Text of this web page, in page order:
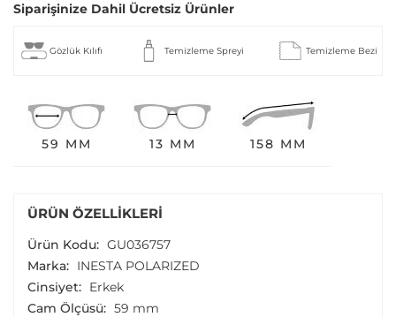
Siparişinize Dahil Ücretsiz Ürünler
Gözlük Kılıfı Temizleme Spreyi Temizleme Bezi
59 MM 13 MM 158 MM
ÜRÜN ÖZELLIKLERI
Ürün Kodu: GU036757
Marka: INESTA POLARIZED
Cinsiyet: Erkek
Cam Ölçüsü: 59 mm